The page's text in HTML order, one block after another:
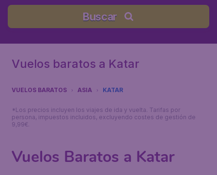
Buscar
Vuelos baratos a Katar
VUELOS BARATOS ASIA KATAR
*Los precios incluyen los viajes de ida y vuelta. Tarifas por
persona, impuestos incluidos, excluyendo costes de gestión de
9,99€.
Vuelos Baratos a Katar